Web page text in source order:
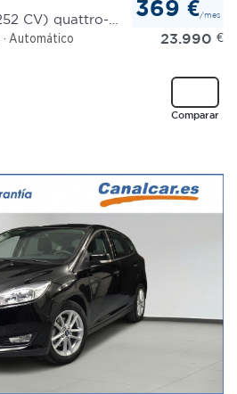
Automático
369 €/mes
23.990 €
Comparar